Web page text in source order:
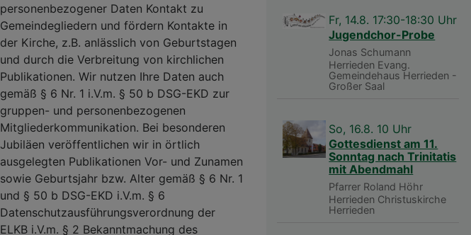
personenbezogener Daten Kontakt zu
Gemeindegliedern und fördern Kontakte in
der Kirche, z.B. anlässlich von Geburtstagen
und durch die Verbreitung von kirchlichen
Publikationen. Wir nutzen Ihre Daten auch
gemäß § 6 Nr. 1 i.V.m. § 50 b DSG-EKD zur
gruppen- und personenbezogenen
Mitgliederkommunikation. Bei besonderen
Jubiläen veröffentlichen wir in örtlich
ausgelegten Publikationen Vor- und Zunamen
sowie Geburtsjahr bzw. Alter gemäß § 6 Nr. 1
und § 50 b DSG-EKD i.V.m. § 6
Datenschutzausführungsverordnung der
ELKB i.V.m. § 2 Bekanntmachung des
Fr, 14.8. 17:30-18:30 Uhr
Jugendchor-Probe
Jonas Schumann
Herrieden Evang.
Gemeindehaus Herrieden -
Großer Saal
So, 16.8. 10 Uhr
Gottesdienst am 11.
Sonntag nach Trinitatis
mit Abendmahl
Pfarrer Roland Höhr
Herrieden Christuskirche
Herrieden